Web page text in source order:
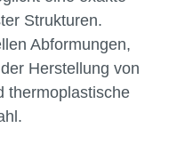
im
Dentallabor
detailgetreue und
geht. Diese